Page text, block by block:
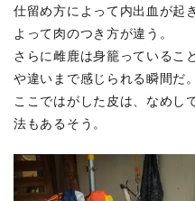
仕留め方によって内出血が起
よって肉のつき方が違う。
さらに雌鹿は身籠っているこ
や違いまで感じられる瞬間だ。
ここではがした皮は、なめし
法もあるそう。